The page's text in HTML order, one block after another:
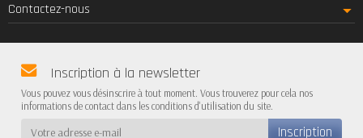
Contactez-nous
Inscription à la newsletter
Vous pouvez vous désinscrire à tout moment. Vous trouverez pour cela nos
informations de contact dans les conditions d'utilisation du site.